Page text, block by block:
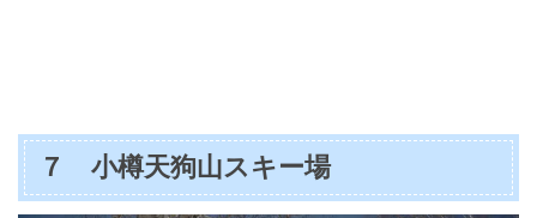
７ 小樽天狗山スキー場